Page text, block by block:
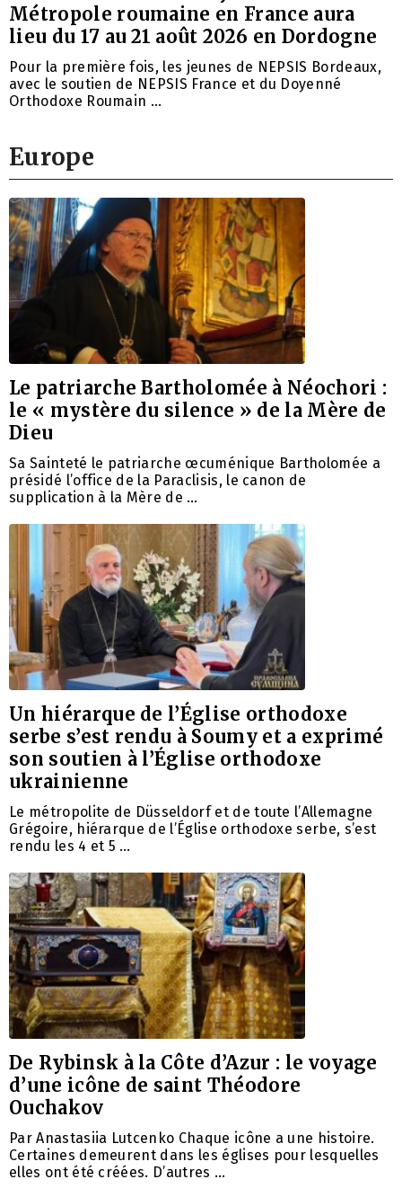
Métropole roumaine en France aura
lieu du 17 au 21 août 2026 en Dordogne
Pour la première fois, les jeunes de NEPSIS Bordeaux,
avec le soutien de NEPSIS France et du Doyenné
Orthodoxe Roumain …
Europe
Le patriarche Bartholomée à Néochori :
le « mystère du silence » de la Mère de
Dieu
Sa Sainteté le patriarche œcuménique Bartholomée a
présidé l’office de la Paraclisis, le canon de
supplication à la Mère de …
Un hiérarque de l’Église orthodoxe
serbe s’est rendu à Soumy et a exprimé
son soutien à l’Église orthodoxe
ukrainienne
Le métropolite de Düsseldorf et de toute l’Allemagne
Grégoire, hiérarque de l’Église orthodoxe serbe, s’est
rendu les 4 et 5 …
De Rybinsk à la Côte d’Azur : le voyage
d’une icône de saint Théodore
Ouchakov
Par Anastasiia Lutcenko Chaque icône a une histoire.
Certaines demeurent dans les églises pour lesquelles
elles ont été créées. D’autres …